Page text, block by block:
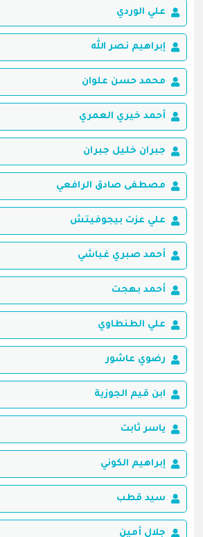
علي الوردي
إبراهيم نصر الله
محمد حسن علوان
أحمد خيري العمري
جبران خليل جبران
مصطفى صادق الرافعي
علي عزت بيجوفيتش
أحمد صبري غباشي
أحمد بهجت
علي الطنطاوي
رضوي عاشور
ابن قيم الجوزية
ياسر ثابت
إبراهيم الكوني
سيد قطب
جلال أمين